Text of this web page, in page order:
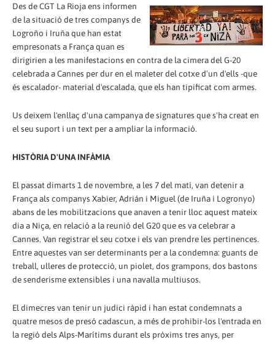
Des de CGT La Rioja ens informen
de la situació de tres companys de
Logroño i Iruña que han estat
empresonats a França quan es
dirigirien a les manifestacions en contra de la cimera del G-20
celebrada a Cannes per dur en el maleter del cotxe d'un d'ells -que
és escalador- material d'escalada, que els han tipificat com armes.
Us deixem l'enllaç d'una campanya de signatures que s'ha creat en
el seu suport i un text per a ampliar la informació.
HISTÒRIA D'UNA INFÀMIA
El passat dimarts 1 de novembre, a les 7 del matí, van detenir a
França als companys Xabier, Adrián i Miguel (de Iruña i Logronyo)
abans de les mobilitzacions que anaven a tenir lloc aquest mateix
dia a Niça, en relació a la reunió del G20 que es va celebrar a
Cannes. Van registrar el seu cotxe i els van prendre les pertinences.
Entre aquestes van ser determinants per a la condemna: guants de
treball, ulleres de protecció, un piolet, dos grampons, dos bastons
de senderisme extensibles i una navalla multiusos.
El dimecres van tenir un judici ràpid i han estat condemnats a
quatre mesos de presó cadascun, a més de prohibir-los l'entrada en
la regió dels Alps-Marítims durant els pròxims tres anys, per